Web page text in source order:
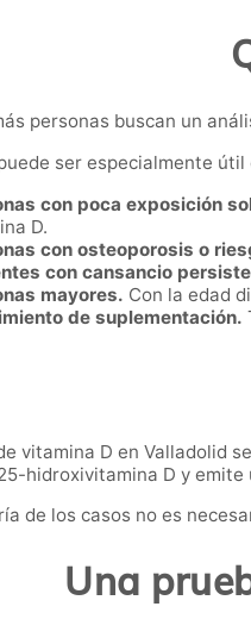
personas buscan un
ser especialmente útil
con poca exposición
D.
con osteoporosis o
con cansancio
mayores. Con la edad
de suplementación.
vitamina D en Valladolid
hidroxivitamina D y
de los casos no es
Una